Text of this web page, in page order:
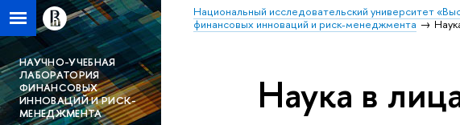
Национальный исследовательский университет
финансовых инноваций и риск-менеджмента
НАУЧНО-УЧЕБНАЯ
ЛАБОРАТОРИЯ
ФИНАНСОВЫХ
ИННОВАЦИЙ И РИСК-
МЕНЕДЖМЕНТА
Наука в